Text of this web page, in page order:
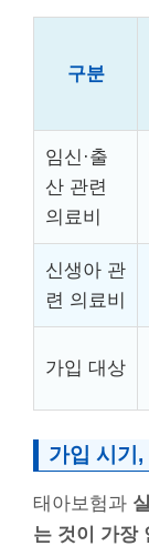
구분
임신·출
산 관련
의료비
신생아 관
련 의료비
가입 대상
가입 시기
태아보험과
는 것이 가장